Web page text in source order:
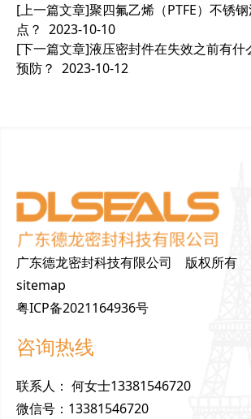
[上一篇文章]聚四氟乙烯（PTFE）不锈
点？ 2023-10-10
[下一篇文章]液压密封件在失效之前有什
预防？ 2023-10-12
广东德龙密封科技有限公司 版权所有
sitemap
粤ICP备2021164936号
咨询热线
联系人 ： 何女士13381546720
微信号 ： 13381546720